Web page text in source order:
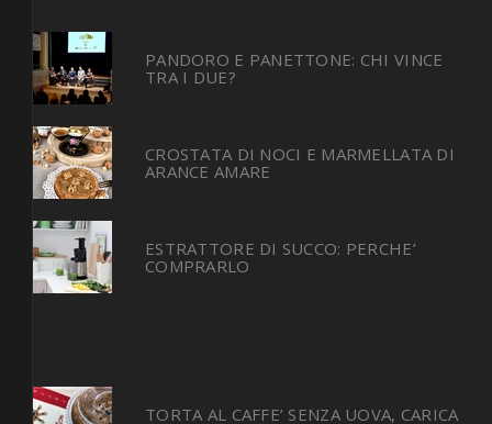
PANDORO E PANETTONE: CHI VINCE
TRA I DUE?
CROSTATA DI NOCI E MARMELLATA DI
ARANCE AMARE
ESTRATTORE DI SUCCO: PERCHE’
COMPRARLO
TORTA AL CAFFE’ SENZA UOVA, CARICA